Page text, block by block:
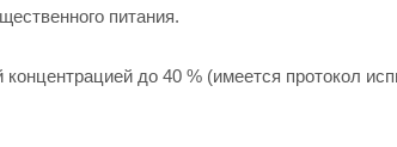
питания.
до 40 % (имеется протокол